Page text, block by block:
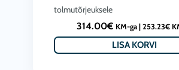
tolmutõrjeuksele
314.00€ KM-ga | 253.23€
LISA KORVI